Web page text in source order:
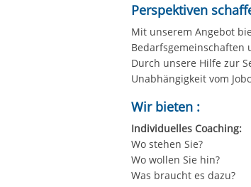
Perspektiven
Mit unserem Angebot
Bedarfsgemeinschaften
Durch unsere Hilfe zur
Unabhängigkeit vom
Wir bieten :
Individuelles Coaching:
Wo stehen Sie?
Wo wollen Sie hin?
Was braucht es dazu?